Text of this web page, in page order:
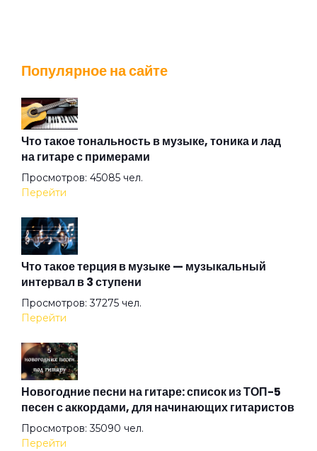
Вторая Ария Ивана
Вурдалак
Вылазка
ГАИ
Голубь
Грязная кровь
Популярное на сайте
Что такое тональность в музыке, тоника и лад
на гитаре с примерами
Просмотров: 45085 чел.
Перейти
Что такое терция в музыке — музыкальный
интервал в 3 ступени
Просмотров: 37275 чел.
Перейти
Новогодние песни на гитаре: список из ТОП-5
песен с аккордами, для начинающих гитаристов
Просмотров: 35090 чел.
Перейти